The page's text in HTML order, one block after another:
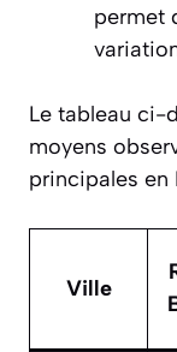
permet
Le tableau ci-
moyens
principales en
Ville